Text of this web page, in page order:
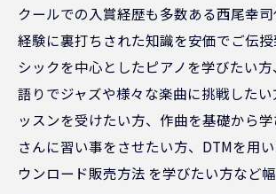
クールでの入賞経歴も多数ある西尾幸
経験に裏打ちされた知識を安価でご伝授
シックを中心としたピアノを学びたい
語りでジャズや様々な楽曲に挑戦した
ッスンを受けたい方、作曲を基礎から
さんに習い事をさせたい方、DTMを用
ウンロード販売方法 を学びたい方など